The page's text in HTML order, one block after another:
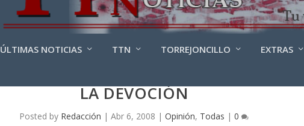
ÚLTIMAS NOTICIAS TTN TORREJONCILLO EXTRAS
LA DEVOCIÓN
Posted by Redacción |Abr 6, 2008 |Opinión, Todas |0